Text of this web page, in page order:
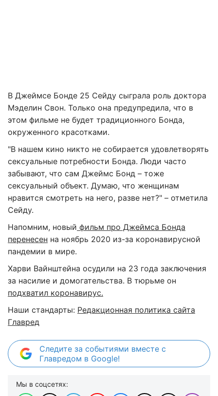
В Джеймсе Бонде 25 Сейду сыграла роль доктора
Мэделин Свон. Только она предупредила, что в
этом фильме не будет традиционного Бонда,
окруженного красотками.
"В нашем кино никто не собирается удовлетворять
сексуальные потребности Бонда. Люди часто
забывают, что сам Джеймс Бонд – тоже
сексуальный объект. Думаю, что женщинам
нравится смотреть на него, разве нет?" – отметила
Сейду.
Напомним, новый фильм про Джеймса Бонда
перенесен на ноябрь 2020 из-за коронавирусной
пандемии в мире.
Харви Вайнштейна осудили на 23 года заключения
за насилие и домогательства. В тюрьме он
подхватил коронавирус.
Наши стандарты: Редакционная политика сайта
Главред
Следите за событиями вместе с
Главредом в Google!
Мы в соцсетях: